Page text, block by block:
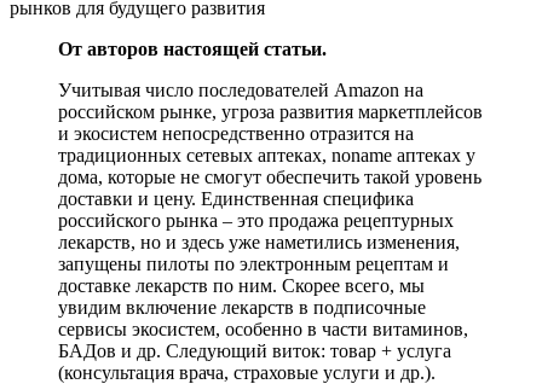
От авторов настоящей статьи.
Учитывая число последователей Amazon на
российском рынке, угроза развития маркетплейсов
и экосистем непосредственно отразится на
традиционных сетевых аптеках, noname аптеках у
дома, которые не смогут обеспечить такой уровень
доставки и цену. Единственная специфика
российского рынка – это продажа рецептурных
лекарств, но и здесь уже наметились изменения,
запущены пилоты по электронным рецептам и
доставке лекарств по ним. Скорее всего, мы
увидим включение лекарств в подписочные
сервисы экосистем, особенно в части витаминов,
БАДов и др. Следующий виток: товар + услуга
(консультация врача, страховые услуги и др.).